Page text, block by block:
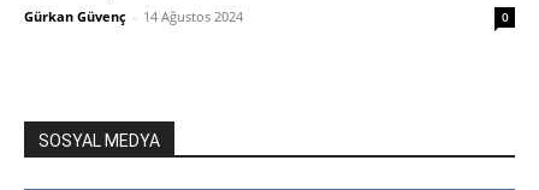
Gürkan Güvenç - 14 Ağustos 2024 0
SOSYAL MEDYA